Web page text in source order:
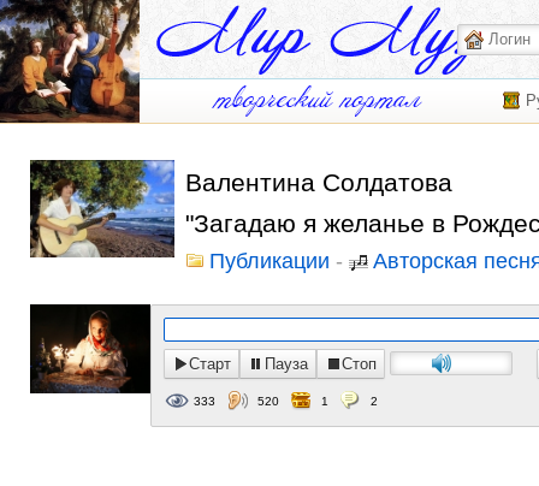
Валентина Солдатова
"Загадаю я желанье в
Публикации - Авторская
Старт Пауза Стоп
333 520 1 2